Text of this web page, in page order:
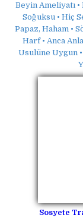
Beyin Ameliyatı •
Soğuksu • Hiç
Papaz, Haham •
Harf • Anca
Usulüne Uygun
Sosyete